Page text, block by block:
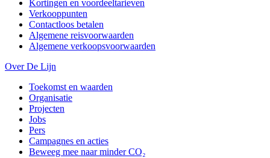
Kortingen en voordeeltarieven
Verkooppunten
Contactloos betalen
Algemene reisvoorwaarden
Algemene verkoopsvoorwaarden
Over De Lijn
Toekomst en waarden
Organisatie
Projecten
Jobs
Pers
Campagnes en acties
Beweeg mee naar minder CO₂